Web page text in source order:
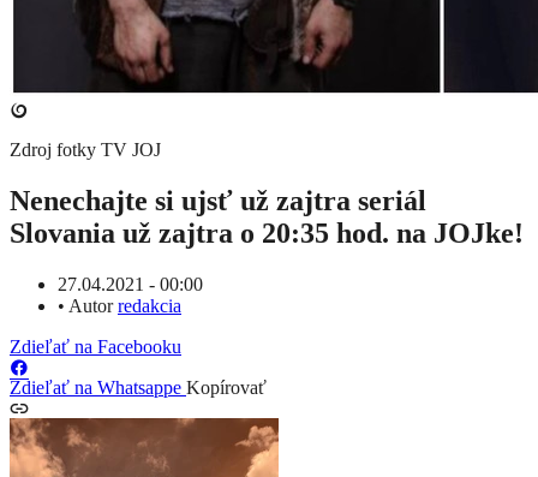
Zdroj fotky TV JOJ
​Nenechajte si ujsť už zajtra seriál
Slovania už zajtra o 20:35 hod. na JOJke!
27.04.2021 - 00:00
• Autorredakcia
Zdieľať na Facebooku
Zdieľať na Whatsappe Kopírovať